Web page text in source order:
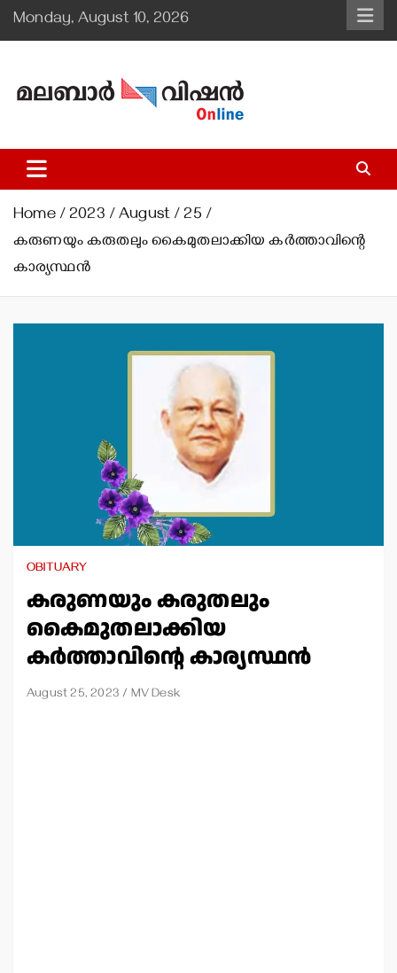
Skip
to
Monday, August 10, 2026
Malabar Vision Online
Illuminating Diocesan News with Divine Clarity.
Home 2023 August
25
കരുണയും കരുതലും കൈമുതലാക്കിയ കര്‍ത്താവിന്റെ
കാര്യസ്ഥന്‍
OBITUARY
കരുണയും കരുതലും
കൈമുതലാക്കിയ
കര്‍ത്താവിന്റെ കാര്യസ്ഥന്‍
August 25, 2023 MV Desk